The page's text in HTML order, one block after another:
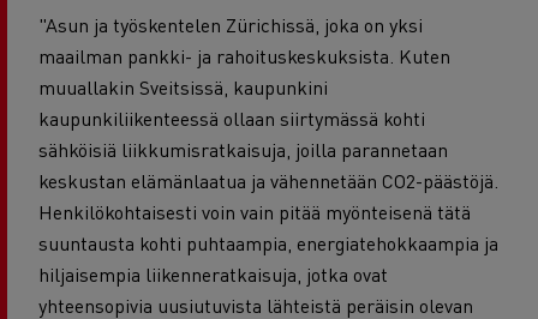
"Asun ja työskentelen Zürichissä, joka on yksi
maailman pankki- ja rahoituskeskuksista. Kuten
muuallakin Sveitsissä, kaupunkini
kaupunkiliikenteessä ollaan siirtymässä kohti
sähköisiä liikkumisratkaisuja, joilla parannetaan
keskustan elämänlaatua ja vähennetään CO2-päästöjä.
Henkilökohtaisesti voin vain pitää myönteisenä tätä
suuntausta kohti puhtaampia, energiatehokkaampia ja
hiljaisempia liikenneratkaisuja, jotka ovat
yhteensopivia uusiutuvista lähteistä peräisin olevan